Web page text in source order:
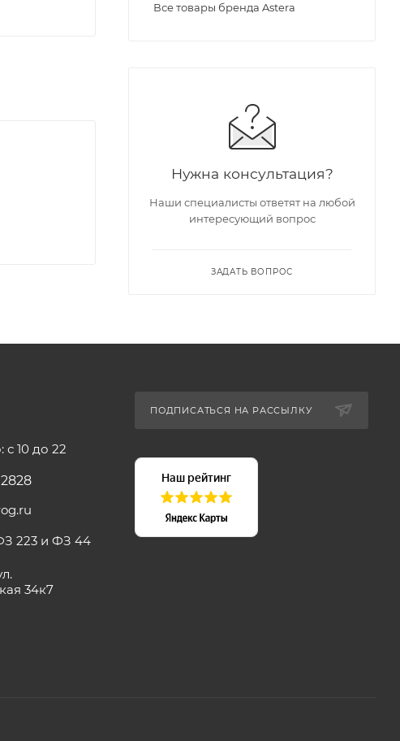
Все товары бренда Astera
Нужна консультация?
Наши специалисты ответят на любой
интересующий вопрос
ЗАДАТЬ ВОПРОС
10 до 22
223 и ФЗ 44
34к7
ПОДПИСАТЬСЯ НА РАССЫЛКУ